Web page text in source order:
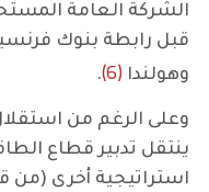
قبل رابطة بنوك
وهولندا (6)
.
ينتقل تدبير قطاع
استراتيجية أخرى (من